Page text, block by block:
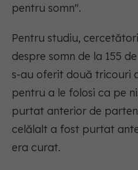
pentru somn".
Pentru studiu,
despre somn de la 155
s-au oferit două tricouri
pentru a le folosi ca pe
purtat anterior de
celălalt a fost purtat
era curat.